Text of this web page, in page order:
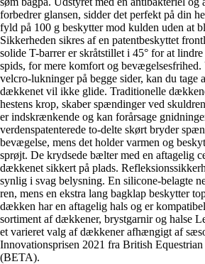
forbedrer glansen, sidder det perfekt på din
fyld på 100 g beskytter mod kulden uden at
Sikkerheden sikres af en patentbeskyttet
solide T-barrer er skråtstillet i 45° for at
spids, for mere komfort og
velcro-lukninger på begge sider, kan du tage
dækkenet vil ikke glide. Traditionelle
hestens krop, skaber spændinger ved
er indskrænkende og kan forårsage
verdenspatenterede to-delte skørt bryder
bevægelse, mens det holder varmen og
sprøjt. De krydsede bælter med en aftagelig
dækkenet sikkert på plads.
synlig i svag belysning. En silicone-belagte
ren, mens en ekstra lang bagklap beskytter
dækken har en aftagelig hals og er
sortiment af dækkener, brystgarnir og halse
et varieret valg af dækkener afhængigt af
Innovationsprisen 2021 fra British
(BETA).